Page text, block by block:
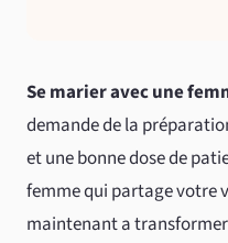
Se marier avec une
demande de la
et une bonne dose de
femme qui partage votre
maintenant a